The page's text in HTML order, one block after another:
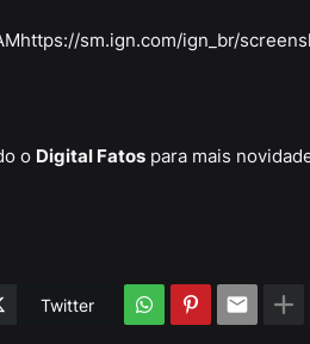
sm.ign.com/ign_br/
o Digital Fatospara mais
Twitter